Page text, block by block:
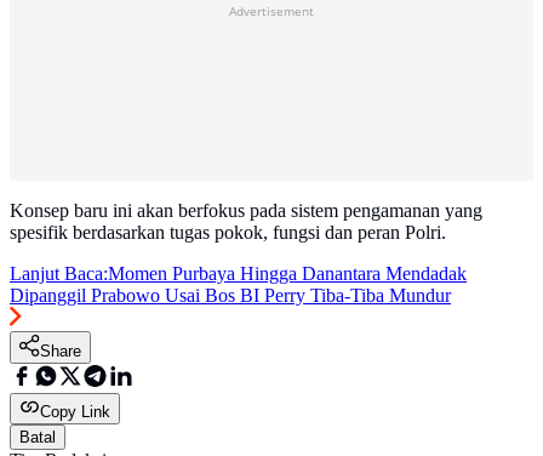
Advertisement
Konsep baru ini akan berfokus pada sistem pengamanan yang
spesifik berdasarkan tugas pokok, fungsi dan peran Polri.
Lanjut Baca:Momen Purbaya Hingga Danantara Mendadak
Dipanggil Prabowo Usai Bos BI Perry Tiba-Tiba Mundur
Share
Copy Link
Batal